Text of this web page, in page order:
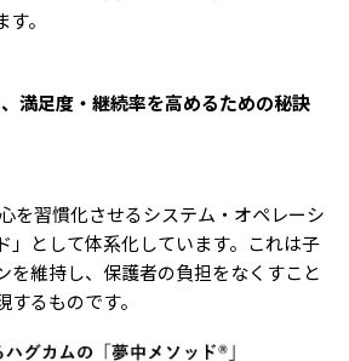
。
満足度・継続率を高めるための秘訣
を習慣化させるシステム・オペレーシ
」として体系化しています。これは子
を維持し、保護者の負担をなくすこと
るものです。